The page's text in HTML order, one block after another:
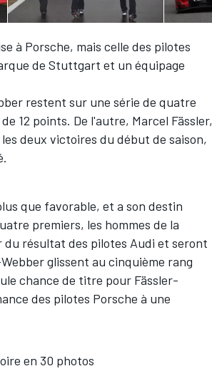
à Porsche, mais celle des pilotes
de Stuttgart et un équipage
restent sur une série de quatre
12 points. De l'autre, Marcel Fässler,
deux victoires du début de saison,
que favorable, et a son destin
premiers, les hommes de la
du résultat des pilotes Audi et seront
glissent au cinquième rang
chance de titre pour Fässler-
des pilotes Porsche à une
en 30 photos